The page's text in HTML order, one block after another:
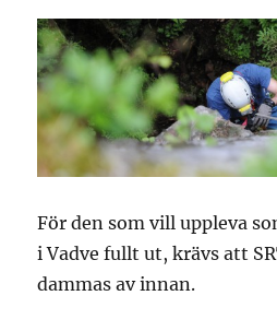
För den som vill uppleva
i Vadve fullt ut, krävs att
dammas av innan.